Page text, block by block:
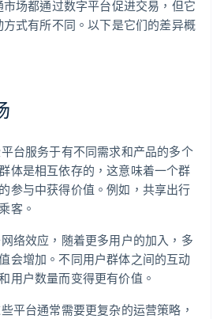
市场都通过数字平台促进交易，但它
式有所不同。以下是它们的差异概
台服务于有不同需求和产品的多个
体是相互依存的，这意味着一个群
参与中获得价值。例如，共享出行
客。
络效应，随着更多用户的加入，多
会增加。不同用户群体之间的互动
用户数量而变得更有价值。
平台通常需要更复杂的运营策略，